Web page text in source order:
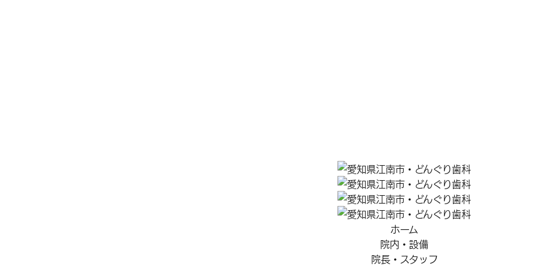
ホーム
院内・設備
院長・スタッフ